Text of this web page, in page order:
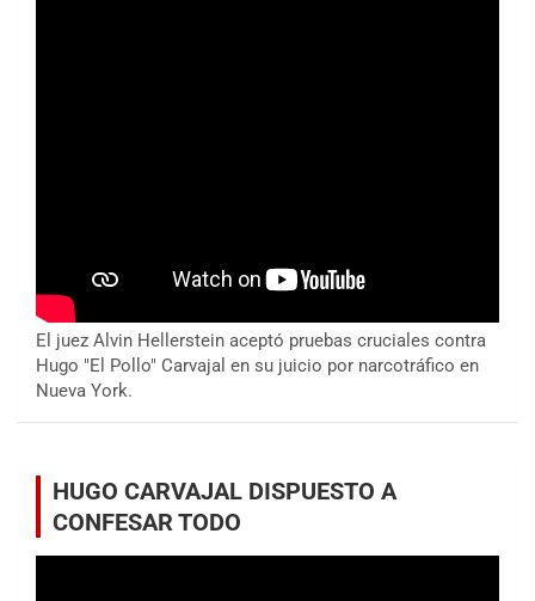
El juez Alvin Hellerstein aceptó pruebas cruciales contra
Hugo "El Pollo" Carvajal en su juicio por narcotráfico en
Nueva York.
HUGO CARVAJAL DISPUESTO A
CONFESAR TODO